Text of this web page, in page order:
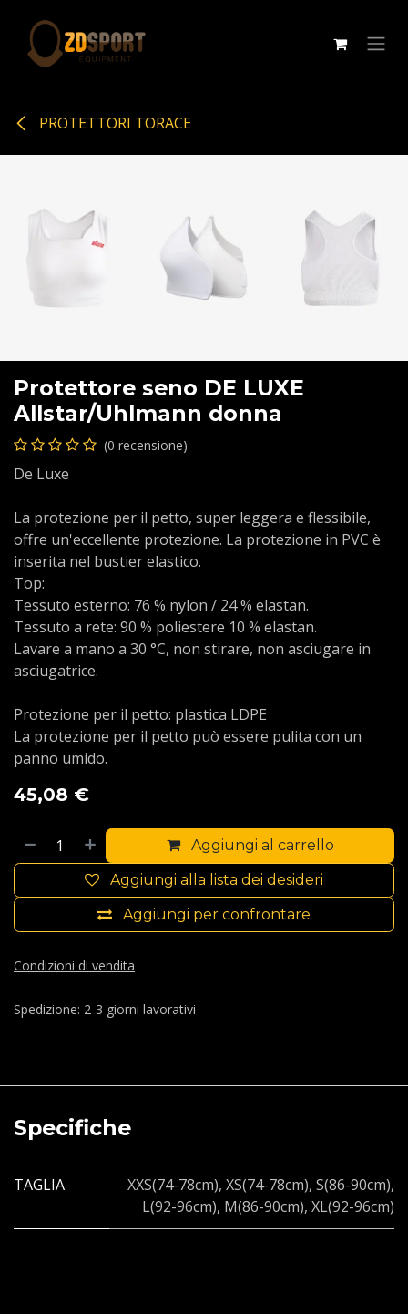
PROTETTORI TORACE
Protettore seno DE LUXE
Allstar/Uhlmann donna
(0 recensione)
De Luxe
La protezione per il petto, super leggera e flessibile,
offre un'eccellente protezione. La protezione in PVC è
inserita nel bustier elastico.
Top:
Tessuto esterno: 76 % nylon / 24 % elastan.
Tessuto a rete: 90 % poliestere 10 % elastan.
Lavare a mano a 30 °C, non stirare, non asciugare in
asciugatrice.
Protezione per il petto: plastica LDPE
La protezione per il petto può essere pulita con un
panno umido.
45,08 €
Aggiungi al carrello
Aggiungi per confrontare
Aggiungi alla lista dei desideri
Condizioni di vendita
Spedizione: 2-3 giorni lavorativi
Specifiche
TAGLIA XXS(74-78cm), XS(74-78cm), S(86-90cm),
L(92-96cm), M(86-90cm), XL(92-96cm)